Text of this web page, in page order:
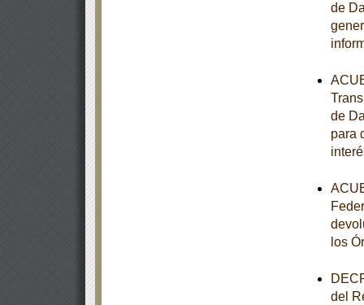
de
de
para
los
del